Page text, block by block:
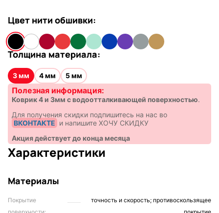
Цвет нити обшивки:
Толщина материала:
3 мм 4 мм 5 мм
Полезная информация:
Коврик 4 и 3мм с водоотталкивающей поверхностью.
Для получения скидки подпишитесь на нас во
ВКОНТАКТЕ и напишите ХОЧУ СКИДКУ
Акция действует до конца месяца
Характеристики
Материалы
Покрытие
точность и скорость; противоскользящее